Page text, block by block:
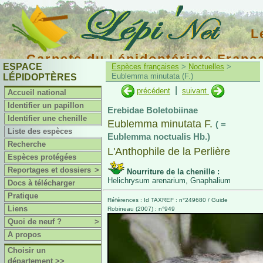
Carnets du Lépidoptériste
ESPACE
LÉPIDOPTÈRES
Accueil national
Identifier un papillon
Identifier une chenille
Liste des espèces
Recherche
Espèces protégées
Reportages et dossiers >
Docs à télécharger
Pratique
Liens
Quoi de neuf ?
>
A propos
Choisir un
département >>
Espèces françaises > Noctuelles >
Eublemma minutata (F.)
précédent
suivant
Erebidae Boletobiinae
Eublemma minutata F. ( =
Eublemma noctualis Hb.)
L'Anthophile de la Perlière
Nourriture de la chenille :
Helichrysum arenarium, Gnaphalium
Références : Id TAXREF : n°249680 / Guide
Robineau (2007) : n°949